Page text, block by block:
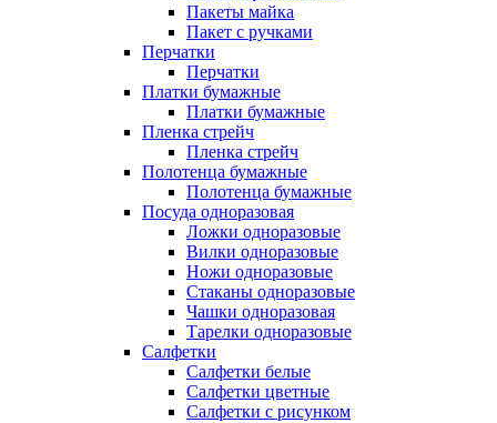
Пакеты майка
Пакет с ручками
Перчатки
Перчатки
Платки бумажные
Платки бумажные
Пленка стрейч
Пленка стрейч
Полотенца бумажные
Полотенца бумажные
Посуда одноразовая
Ложки одноразовые
Вилки одноразовые
Ножи одноразовые
Стаканы одноразовые
Чашки одноразовая
Тарелки одноразовые
Салфетки
Салфетки белые
Салфетки цветные
Салфетки с рисунком